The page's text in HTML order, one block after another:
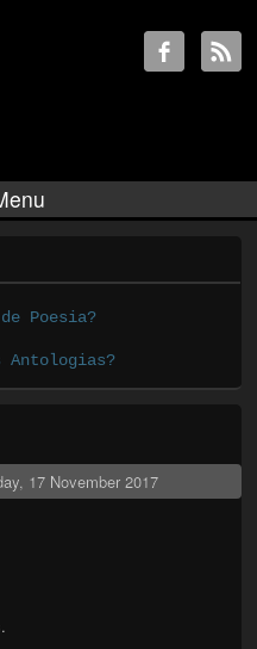
Poesia?
Antologias?
17 November 2017